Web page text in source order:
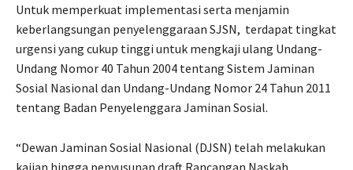
Untuk memperkuat implementasi serta menjamin
keberlangsungan penyelenggaraan SJSN, terdapat tingkat
urgensi yang cukup tinggi untuk mengkaji ulang Undang-
Undang Nomor 40 Tahun 2004 tentang Sistem Jaminan
Sosial Nasional dan Undang-Undang Nomor 24 Tahun 2011
tentang Badan Penyelenggara Jaminan Sosial.
“Dewan Jaminan Sosial Nasional (DJSN) telah melakukan